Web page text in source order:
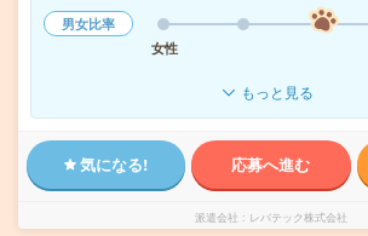
男女比率
女性
もっと見る
気になる! 応募へ進む
派遣会社 レバテック株式会社